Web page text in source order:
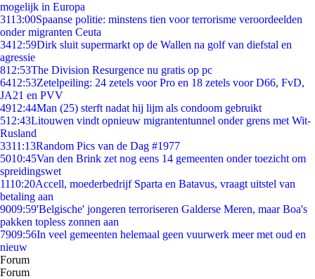
mogelijk in Europa
3113:00Spaanse politie: minstens tien voor terrorisme veroordeelden
onder migranten Ceuta
3412:59Dirk sluit supermarkt op de Wallen na golf van diefstal en
agressie
812:53The Division Resurgence nu gratis op pc
6412:53Zetelpeiling: 24 zetels voor Pro en 18 zetels voor D66, FvD,
JA21 en PVV
4912:44Man (25) sterft nadat hij lijm als condoom gebruikt
512:43Litouwen vindt opnieuw migrantentunnel onder grens met Wit-
Rusland
3311:13Random Pics van de Dag #1977
5010:45Van den Brink zet nog eens 14 gemeenten onder toezicht om
spreidingswet
1110:20Accell, moederbedrijf Sparta en Batavus, vraagt uitstel van
betaling aan
9009:59'Belgische' jongeren terroriseren Galderse Meren, maar Boa's
pakken topless zonnen aan
7909:56In veel gemeenten helemaal geen vuurwerk meer met oud en
nieuw
Forum
Forum